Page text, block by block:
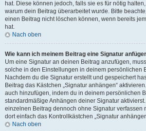
hat. Diese können jedoch, falls sie es für nötig
warum dein Beitrag überarbeitet wurde. Bitte
einen Beitrag nicht löschen können, wenn bereits
hat.
Nach oben
Wie kann ich meinem Beitrag eine Signatur
Um eine Signatur an deinen Beitrag anzufügen,
solche in den Einstellungen in deinem persönlichen
Nachdem du die Signatur erstellt und gespeichert
Beitrag das Kästchen „Signatur anhängen“
auch hinzufügen, indem du in deinem persönlichen
standardmäßige Anhängen deiner Signatur
einzelnen Beitrag dennoch ohne Signatur verfassen
dort einfach das Kontrollkästchen „Signatur
Nach oben